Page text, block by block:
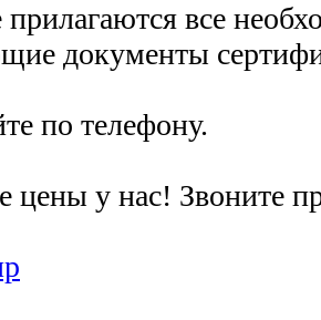
все
документы
по телефону.
цены у нас! Звоните